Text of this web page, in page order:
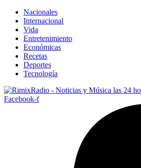
Nacionales
Internacional
Vida
Entretenimiento
Económicas
Recetas
Deportes
Tecnología
Facebook-f